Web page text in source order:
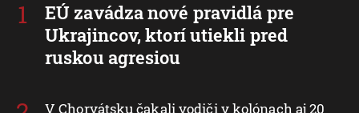
EÚ zavádza nové pravidlá pre
Ukrajincov, ktorí utiekli pred
ruskou agresiou
V Chorvátsku čakali vodiči v kolónach aj 20